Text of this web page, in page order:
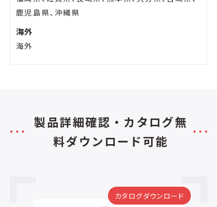
鹿児島県、沖縄県
海外
海外
製品詳細確認・カタログ無
料ダウンロード可能
カタログダウンロード